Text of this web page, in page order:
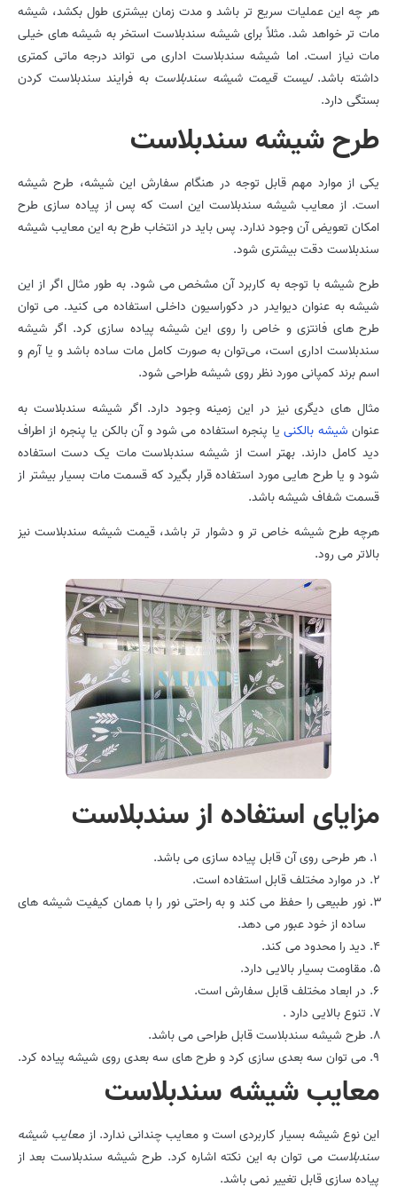
هر چه این عملیات سریع تر باشد و مدت زمان بیشتری طول بکشد، شیشه
مات تر خواهد شد. مثلاً برای شیشه سندبلاست استخر به شیشه های خیلی
مات نیاز است. اما شیشه سندبلاست اداری می تواند درجه ماتی کمتری
داشته باشد.لیست قیمت شیشه سندبلاست به فرایند سندبلاست کردن
بستگی دارد.
طرح شیشه سندبلاست
یکی از موارد مهم قابل توجه در هنگام سفارش این شیشه، طرح شیشه
است. از معایب شیشه سندبلاست این است که پس از پیاده سازی طرح
امکان تعویض آن وجود ندارد. پس باید در انتخاب طرح به این معایب شیشه
سندبلاست دقت بیشتری شود.
طرح شیشه با توجه به کاربرد آن مشخص می شود. به طور مثال اگر از این
شیشه به عنوان دیوایدر در دکوراسیون داخلی استفاده می کنید. می توان
طرح های فانتزی و خاص را روی این شیشه پیاده سازی کرد. اگر شیشه
سندبلاست اداری است، می‌توان به صورت کامل مات ساده باشد و یا آرم و
اسم برند کمپانی مورد نظر روی شیشه طراحی شود.
مثال های دیگری نیز در این زمینه وجود دارد. اگر شیشه سندبلاست به
عنوان شیشه بالکنییا پنجره استفاده می شود و آن بالکن یا پنجره از اطراف
دید کامل دارند. بهتر است از شیشه سندبلاست مات یک دست استفاده
شود و یا طرح هایی مورد استفاده قرار بگیرد که قسمت مات بسیار بیشتر از
قسمت شفاف شیشه باشد.
هرچه طرح شیشه خاص تر و دشوار تر باشد، قیمت شیشه سندبلاست نیز
بالاتر می رود.
مزایای استفاده از سندبلاست
هر طرحی روی آن قابل پیاده سازی می باشد.
در موارد مختلف قابل استفاده است.
نور طبیعی را حفظ می کند و به راحتی نور را با همان کیفیت شیشه های
ساده از خود عبور می دهد.
دید را محدود می کند.
مقاومت بسیار بالایی دارد.
در ابعاد مختلف قابل سفارش است.
تنوع بالایی دارد .
طرح شیشه سندبلاست قابل طراحی می باشد.
می توان سه بعدی سازی کرد و طرح های سه بعدی روی شیشه پیاده کرد.
معایب شیشه سندبلاست
این نوع شیشه بسیار کاربردی است و معایب چندانی ندارد. از معایب شیشه
سندبلاست می توان به این نکته اشاره کرد. طرح شیشه سندبلاست بعد از
پیاده سازی قابل تغییر نمی باشد.